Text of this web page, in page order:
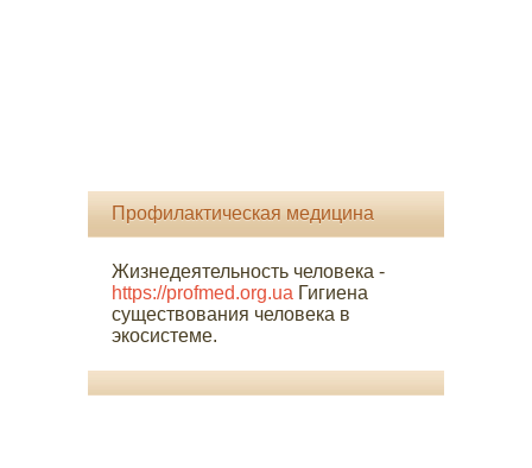
Профилактическая медицина
Жизнедеятельность человека -
https://profmed.org.ua Гигиена
существования человека в
экосистеме.